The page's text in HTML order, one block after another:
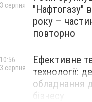
"Нафтогазу"
року –
повторно
3 серпня
Ефективне
технології:
обладнання
бізнесу
10:56
3 серпня